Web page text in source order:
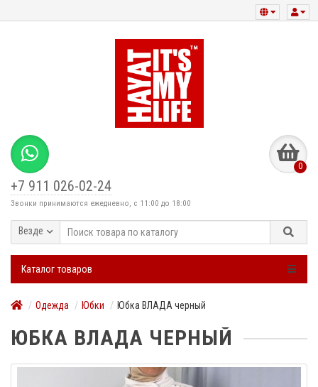
+7 911 026-02-24
Звонки принимаются ежедневно, с 11:00 до 18:00
0
Везде
Каталог товаров
Одежда Юбки Юбка ВЛАДА черный
ЮБКА ВЛАДА ЧЕРНЫЙ